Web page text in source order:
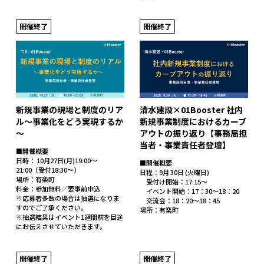
開催終了
新規事業の現場と制度のリア
ル～事業化をどう実現するか
～
■開催概要
日時： 10月27日(月)19:00～
21:00（受付18:30～）
場所：有楽町
料金：参加無料／要事前申込
※応募者多数の場合は抽選になりま
すのでご了承ください。
※抽選結果はイベント1週間前を目途
にお伝えさせていただきます。
開催終了
清水建設×01Booster 社内
新規事業制度におけるカーブ
アウトの振り返り【事務局担
当者・事業責任者登壇】
■開催概要
日程：9月 30日 (火曜日)
受付け開始：17:15～
イベント開始：17：30～18：20
交流会：18：20～18：45
場所：有楽町
開催終了 開催終了